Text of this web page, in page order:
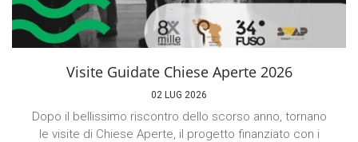
Visite Guidate Chiese Aperte 2026
02 LUG 2026
Dopo il bellissimo riscontro dello scorso anno, tornano
le visite di Chiese Aperte, il progetto finanziato con i